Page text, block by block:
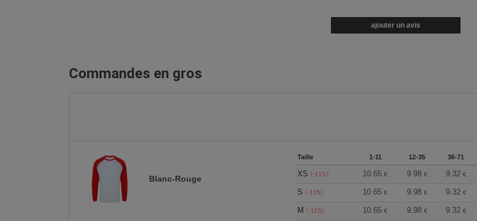
ajouter un avis
Commandes en gros
Blanc-Rouge
Taille 1-11 12-35 36-71
XS(-11%) 10.65€ 9.98 € 9.32 €
S(-11%) 10.65€ 9.98 € 9.32 €
M(-11%) 10.65€ 9.98 € 9.32 €